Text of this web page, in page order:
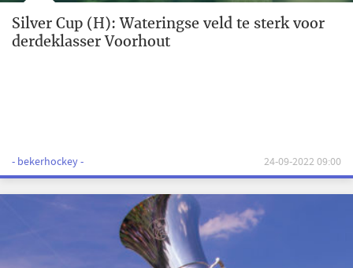
Silver Cup (H): Wateringse veld te sterk voor
derdeklasser Voorhout
- bekerhockey - 24-09-2022 09:00